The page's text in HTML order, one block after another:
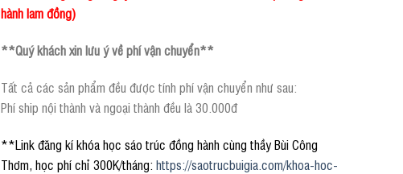
hành lam đồng)
**Quý khách xin lưu ý về phí vận chuyển**
Tất cả các sản phẩm đều được tính phí vận chuyển như sau:
Phí ship nội thành và ngoại thành đều là 30.000đ
**Link đăng kí khóa học sáo trúc đồng hành cùng thầy Bùi Công
Thơm, học phí chỉ 300K/tháng:https://saotrucbuigia.com/khoa-hoc-